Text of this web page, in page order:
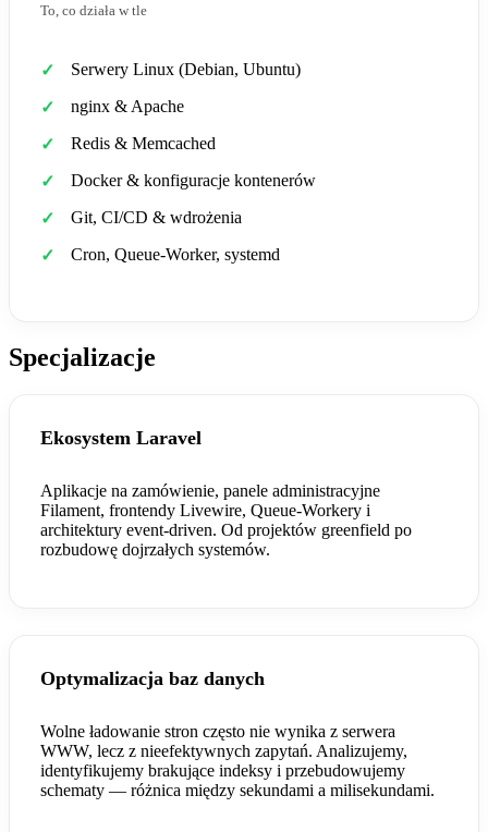
To, co działa w tle
Serwery Linux (Debian, Ubuntu)
nginx & Apache
Redis & Memcached
Docker & konfiguracje kontenerów
Git, CI/CD & wdrożenia
Cron, Queue-Worker, systemd
Specjalizacje
Ekosystem Laravel
Aplikacje na zamówienie, panele administracyjne
Filament, frontendy Livewire, Queue-Workery i
architektury event-driven. Od projektów greenfield po
rozbudowę dojrzałych systemów.
Optymalizacja baz danych
Wolne ładowanie stron często nie wynika z serwera
WWW, lecz z nieefektywnych zapytań. Analizujemy,
identyfikujemy brakujące indeksy i przebudowujemy
schematy — różnica między sekundami a milisekundami.